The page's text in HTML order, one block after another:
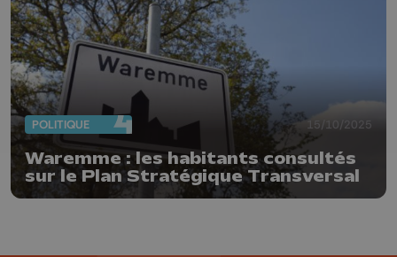
POLITIQUE 15/10/2025
Waremme : les habitants consultés
sur le Plan Stratégique Transversal